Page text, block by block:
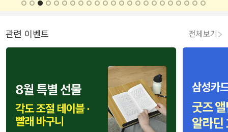
관련 이벤트 전체보기